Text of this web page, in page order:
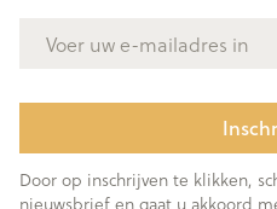
Door op inschrijven te klikken,
nieuwsbrief en gaat u akkoord